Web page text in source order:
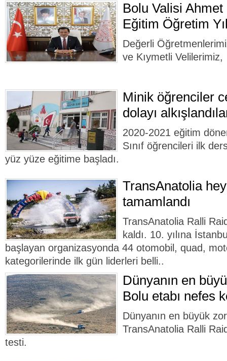
Bolu Valisi
Eğitim Öğretim
Değerli
ve Kıymetli Velilerimiz,
Minik öğrenciler
dolayı
2020-2021 eğitim
Sınıf öğrencileri ilk
yüz yüze eğitime başladı.
TransAnatolia
tamamlandı
TransAnatolia Ralli
kaldı. 10. yılına
başlayan organizasyonda 44 otomobil, quad,
kategorilerinde ilk gün liderleri belli..
Dünyanın en
Bolu etabı nefes
Dünyanın en büyük
TransAnatolia Ralli
testi.